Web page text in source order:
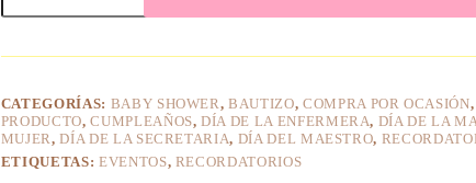
tarjeta
cm)
CATEGORÍAS: BABY SHOWER,BAUTIZO, COMPRA POR OCASIÓN,
PRODUCTO,CUMPLEAÑOS,DÍA DE LA ENFERMERA, DÍA DE LA
MUJER,DÍA DE LA SECRETARIA, DÍA DEL MAESTRO,
ETIQUETAS: EVENTOS, RECORDATORIOS